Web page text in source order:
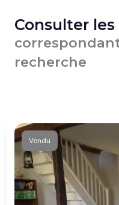
Consulter
recherche
Vendu